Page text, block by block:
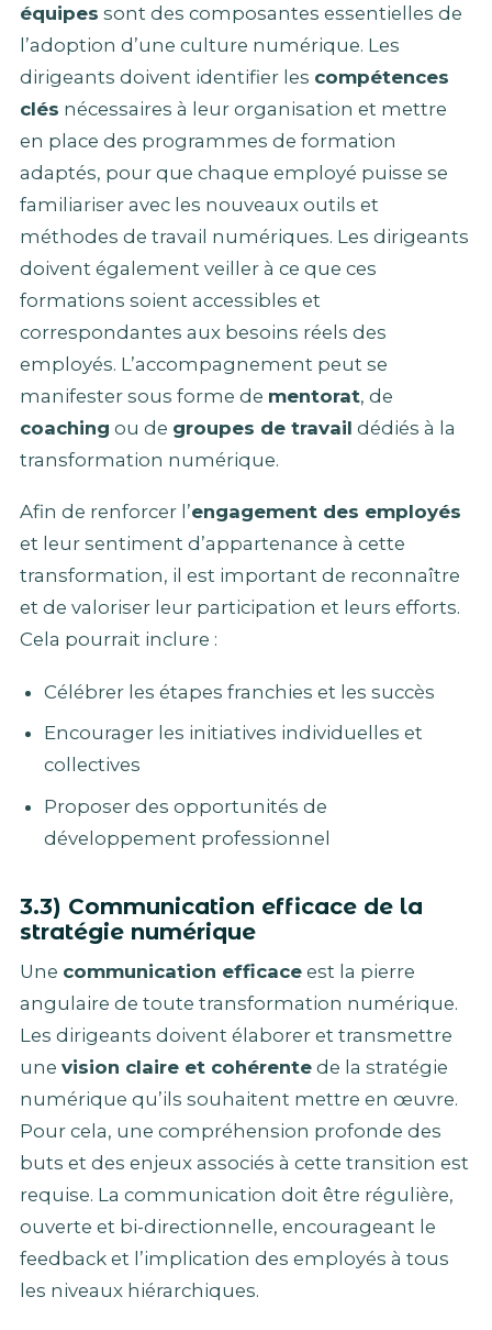
équipes sont des composantes essentielles de
l’adoption d’une culture numérique. Les
dirigeants doivent identifier les compétences
clés nécessaires à leur organisation et mettre
en place des programmes de formation
adaptés, pour que chaque employé puisse se
familiariser avec les nouveaux outils et
méthodes de travail numériques. Les dirigeants
doivent également veiller à ce que ces
formations soient accessibles et
correspondantes aux besoins réels des
employés. L’accompagnement peut se
manifester sous forme de mentorat, de
coaching ou de groupes de travail dédiés à la
transformation numérique.
Afin de renforcer l’engagement des employés
et leur sentiment d’appartenance à cette
transformation, il est important de reconnaître
et de valoriser leur participation et leurs efforts.
Cela pourrait inclure :
Célébrer les étapes franchies et les succès
Encourager les initiatives individuelles et
collectives
Proposer des opportunités de
développement professionnel
3.3) Communication efficace de la
stratégie numérique
Une communication efficace est la pierre
angulaire de toute transformation numérique.
Les dirigeants doivent élaborer et transmettre
une vision claire et cohérente de la stratégie
numérique qu’ils souhaitent mettre en œuvre.
Pour cela, une compréhension profonde des
buts et des enjeux associés à cette transition est
requise. La communication doit être régulière,
ouverte et bi-directionnelle, encourageant le
feedback et l’implication des employés à tous
les niveaux hiérarchiques.